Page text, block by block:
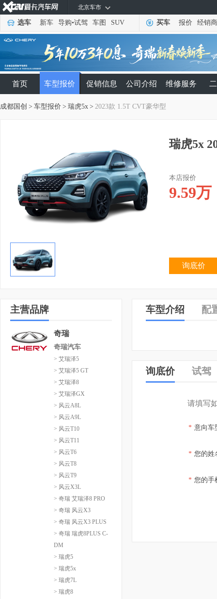
北京车市
选车 新车 导购•试驾 车图 SUV 买车 报价 经销商
首页 车型报价 促销信息 公司介绍 维修服务
成都国创 > 车型报价 > 瑞虎5x > 2023款 1.5T CVT豪华型
瑞虎5x
本店报价
9.59万
询底价
主营品牌
奇瑞
奇瑞汽车
> 艾瑞泽5
> 艾瑞泽5 GT
> 艾瑞泽8
> 艾瑞泽GX
> 风云A8L
> 风云A9L
> 风云T10
> 风云T11
> 风云T6
> 风云T8
> 风云T9
> 风云X3L
> 奇瑞 艾瑞泽8 PRO
> 奇瑞 风云X3
> 奇瑞 风云X3 PLUS
> 奇瑞 瑞虎8PLUS C-
DM
> 瑞虎5
> 瑞虎5x
> 瑞虎7L
> 瑞虎8
车型介绍 配
询底价 试驾
请填写
* 意向车
* 您的姓
* 您的手